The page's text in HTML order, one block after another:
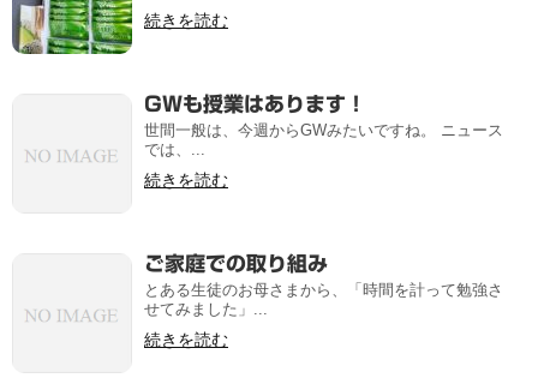
続きを読む
GWも授業はあります！
世間一般は、今週からGWみたいですね。 ニュース
では、...
続きを読む
ご家庭での取り組み
とある生徒のお母さまから、「時間を計って勉強さ
せてみました」...
続きを読む